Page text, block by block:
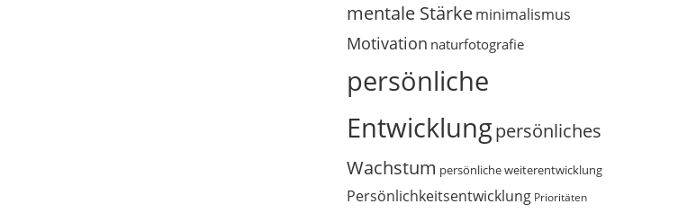
mentale Stärkeminimalismus
Motivation naturfotografie
persönliche
Entwicklungpersönliches
Wachstum persönliche weiterentwicklung
Persönlichkeitsentwicklung Prioritäten